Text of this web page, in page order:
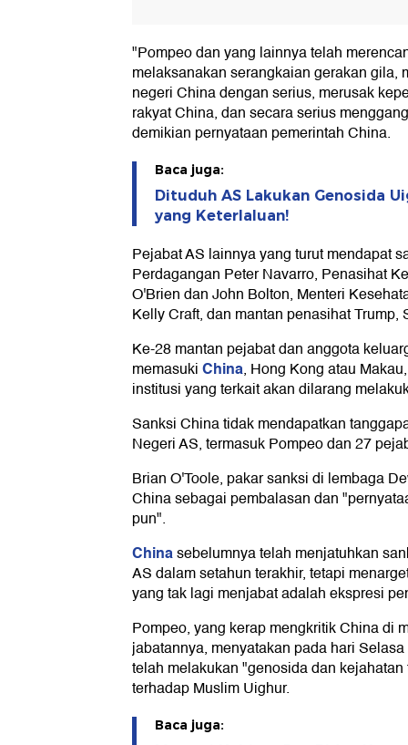
"Pompeo dan yang lainnya telah
melaksanakan serangkaian gerakan gila,
negeri China dengan serius, merusak
rakyat China, dan secara serius
demikian pernyataan pemerintah China.
Baca juga:
Dituduh AS Lakukan Genosida
yang Keterlaluan!
Pejabat AS lainnya yang turut mendapat
Perdagangan Peter Navarro, Penasihat
O'Brien dan John Bolton, Menteri
Kelly Craft, dan mantan penasihat Trump,
Ke-28 mantan pejabat dan anggota
memasukiChina, Hong Kong atau
institusi yang terkait akan dilarang
Sanksi China tidak mendapatkan
Negeri AS, termasuk Pompeo dan 27
Brian O'Toole, pakar sanksi di lembaga
China sebagai pembalasan dan
pun".
Chinasebelumnya telah menjatuhkan
AS dalam setahun terakhir, tetapi
yang tak lagi menjabat adalah ekspresi
Pompeo, yang kerap mengkritik China di
jabatannya, menyatakan pada hari
telah melakukan "genosida dan
terhadap Muslim Uighur.
Baca juga: